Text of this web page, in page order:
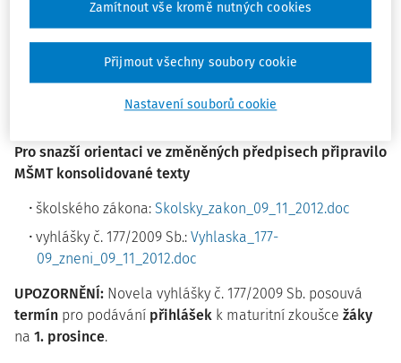
vzhledem k souvislosti se změnami v rozpočtovém určení
daní nabývají účinnosti až od 1. ledna 2013.
Text příslušné částky Sbírky zákonů:sb0139-2012.pdf
Pro snazší orientaci ve změněných předpisech připravilo
MŠMT konsolidované texty
školského zákona: Skolsky_zakon_09_11_2012.doc
vyhlášky č. 177/2009 Sb.: Vyhlaska_177-
09_zneni_09_11_2012.doc
UPOZORNĚNÍ: Novela vyhlášky č. 177/2009 Sb. posouvá
termín pro podávání přihlášek k maturitní zkoušce žáky
na 1. prosince.
Nastavení souborů cookie
Zamítnout vše kromě nutných cookies
Přijmout všechny soubory cookie